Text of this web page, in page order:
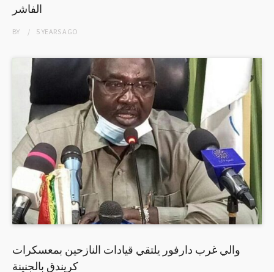
الفاشر
BY 5 YEARSAGO
والي غرب دارفور يلتقي قيادات النازحين بمعسكرات
كريندق بالجنينة